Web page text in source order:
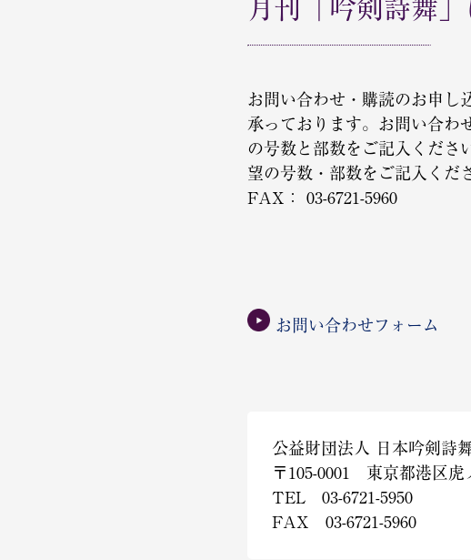
月刊「吟剣詩舞
お問い合わせ・購読のお申し
承っております。お問い合わ
の号数と部数をご記入くださ
望の号数・部数をご記入くだ
FAX： 03-6721-5960
お問い合わせフォーム
公益財団法人 日本吟剣詩
〒105-0001 東京都港区虎
TEL 03-6721-5950
FAX 03-6721-5960